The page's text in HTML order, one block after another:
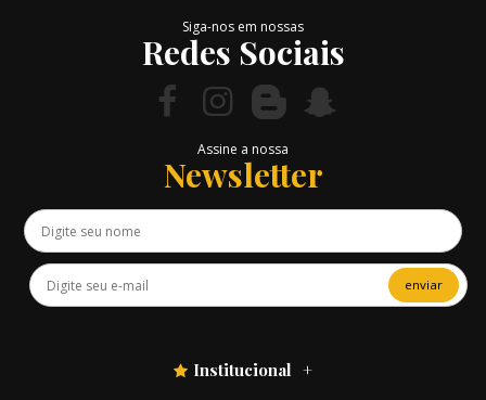
Siga-nos em nossas
Redes Sociais
Assine a nossa
Newsletter
enviar
Institucional